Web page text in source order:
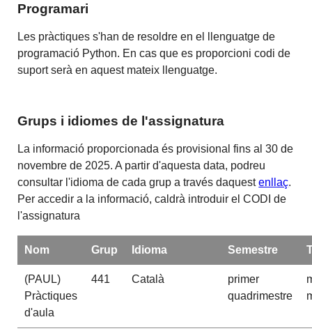
Programari
Les pràctiques s'han de resoldre en el llenguatge de
programació Python. En cas que es proporcioni codi de
suport serà en aquest mateix llenguatge.
Grups i idiomes de l'assignatura
La informació proporcionada és provisional fins al 30 de
novembre de 2025. A partir d'aquesta data, podreu
consultar l'idioma de cada grup a través daquestenllaç.
Per accedir a la informació, caldrà introduir el CODI de
l'assignatura
Nom Grup Idioma Semestre
(PAUL)
Pràctiques
d'aula
441 Català
primer
quadrimestre